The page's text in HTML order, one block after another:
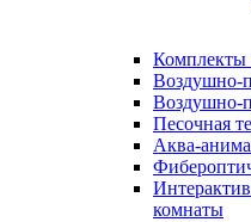
Комплекты
Воздушно-
Воздушно-
Песочная
Аква-
комнаты